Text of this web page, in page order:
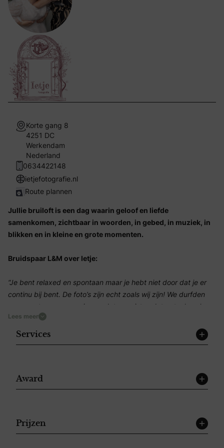
Korte gang 8
4251 DC
Werkendam
Nederland
0634422148
ietjefotografie.nl
Route plannen
Jullie bruiloft is een dag waarin geloof en liefde
samenkomen, zichtbaar in woorden, in gebed, in muziek, in
blikken en in kleine en grote momenten.
Bruidspaar L&M over Ietje:
“Je bent relaxed en spontaan maar je hebt niet door dat je er
continu bij bent. De foto’s zijn echt zoals wij zijn!​ We durfden
ons over te geven aan jou omdat we wisten dat er toch wel
hele mooie foto’s uit zouden komen.”
Ietje:
simpelweg gefotografeerd worden. Het gaat bijvoorbeeld niet
alleen om hoe mooi de jurk was, maar vooral om hoe je je
Lees meer
Services
Award
Prijzen